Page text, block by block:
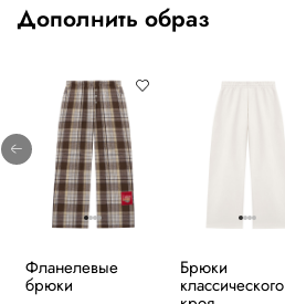
Дополнить образ
Фланелевые
брюки
Брюки
классического